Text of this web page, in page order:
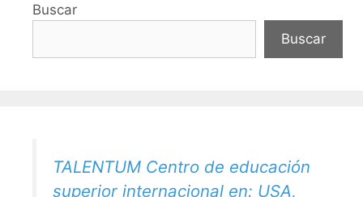
Buscar
Buscar
TALENTUM Centro de educación
superior internacional en: USA,